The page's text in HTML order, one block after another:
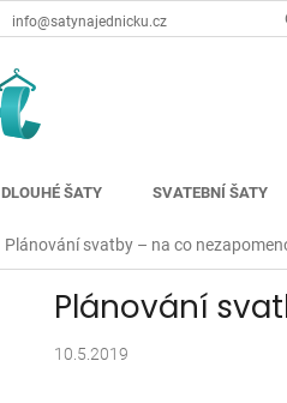
info@satynajednicku.cz
DLOUHÉ ŠATY SVATEBNÍ ŠATY
Plánování svatby – na co
Plánování
10.5.2019